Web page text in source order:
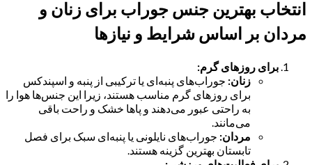
انتخاب بهترین جنس جوراب برای زنان و
مردان بر اساس شرایط و نیازها
برای روزهای گرم:
زنان: جوراب‌های پنبه‌ای یا ترکیبی از پنبه و اسپندکس
برای روزهای گرم مناسب هستند، زیرا این جنس‌ها هوا را
به راحتی عبور می‌دهند و پاها خشک و راحت باقی
می‌مانند.
مردان: جوراب‌های نایلونی یا پنبه‌ای سبک برای فصل
تابستان بهترین گزینه هستند.